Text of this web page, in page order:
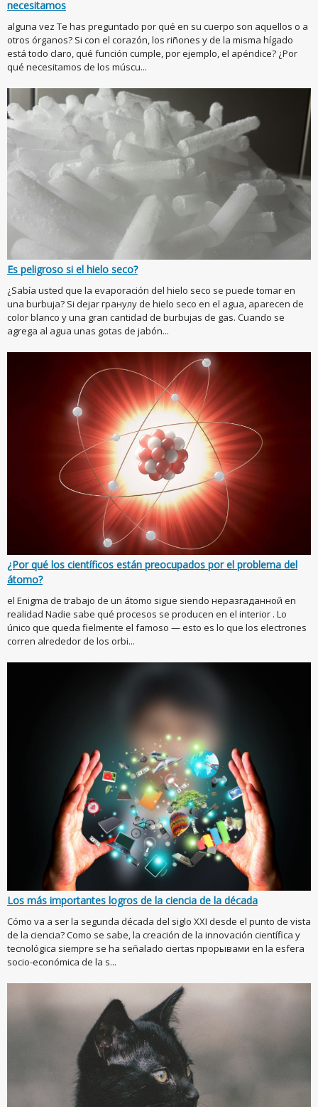
necesitamos
alguna vez Te has preguntado por qué en su cuerpo son aquellos o a
otros órganos? Si con el corazón, los riñones y de la misma hígado
está todo claro, qué función cumple, por ejemplo, el apéndice? ¿Por
qué necesitamos de los múscu...
Es peligroso si el hielo seco?
¿Sabía usted que la evaporación del hielo seco se puede tomar en
una burbuja? Si dejar гранулу de hielo seco en el agua, aparecen de
color blanco y una gran cantidad de burbujas de gas. Cuando se
agrega al agua unas gotas de jabón...
¿Por qué los científicos están preocupados por el problema del
átomo?
el Enigma de trabajo de un átomo sigue siendo неразгаданной en
realidad Nadie sabe qué procesos se producen en el interior . Lo
único que queda fielmente el famoso — esto es lo que los electrones
corren alrededor de los orbi...
Los más importantes logros de la ciencia de la década
Cómo va a ser la segunda década del siglo XXI desde el punto de vista
de la ciencia? Como se sabe, la creación de la innovación científica y
tecnológica siempre se ha señalado ciertas прорывами en la esfera
socio-económica de la s...